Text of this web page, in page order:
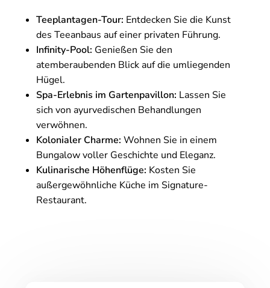
Teeplantagen-Tour: Entdecken Sie die Kunst
des Teeanbaus auf einer privaten Führung.
Infinity-Pool: Genießen Sie den
atemberaubenden Blick auf die umliegenden
Hügel.
Spa-Erlebnis im Gartenpavillon: Lassen Sie
sich von ayurvedischen Behandlungen
verwöhnen.
Kolonialer Charme: Wohnen Sie in einem
Bungalow voller Geschichte und Eleganz.
Kulinarische Höhenflüge: Kosten Sie
außergewöhnliche Küche im Signature-
Restaurant.